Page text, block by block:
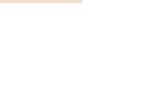
OSTATNIE